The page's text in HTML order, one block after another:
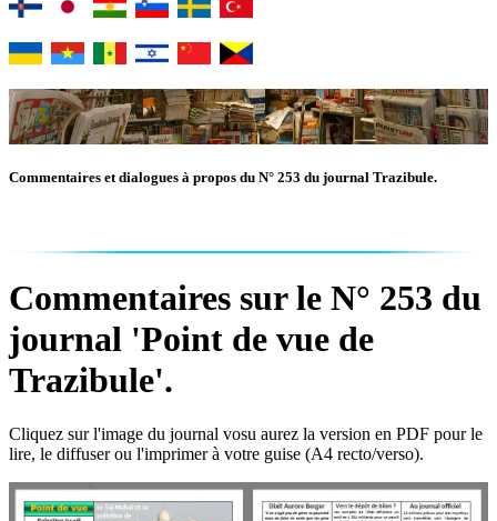
Commentaires et dialogues à propos du N° 253 du journal Trazibule.
Commentaires sur le N° 253 du
journal 'Point de vue de
Trazibule'.
Cliquez sur l'image du journal vosu aurez la version en PDF pour le
lire, le diffuser ou l'imprimer à votre guise (A4 recto/verso).